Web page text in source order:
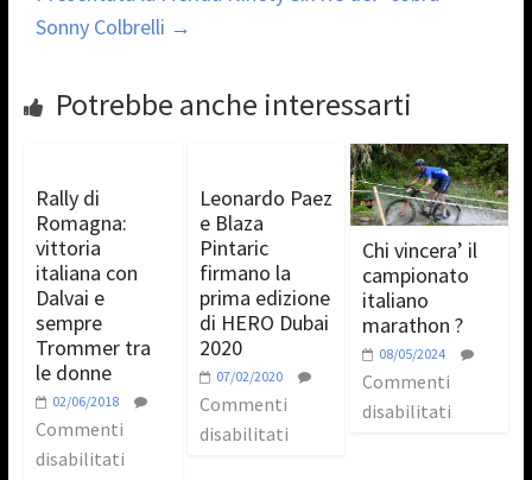
Sonny Colbrelli →
Potrebbe anche interessarti
Rally di
Romagna:
vittoria
italiana con
Dalvai e
sempre
Trommer tra
le donne
02/06/2018
Commenti
disabilitati
Leonardo Paez
e Blaza
Pintaric
firmano la
prima edizione
di HERO Dubai
2020
07/02/2020
Commenti
disabilitati
Chi vincera’ il
campionato
italiano
marathon ?
08/05/2024
Commenti
disabilitati